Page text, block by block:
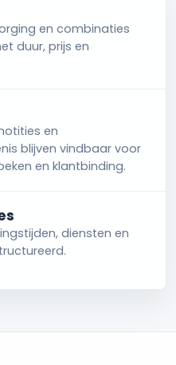
en combinaties
duur, prijs en
en
blijven vindbaar voor
en klantbinding.
diensten en